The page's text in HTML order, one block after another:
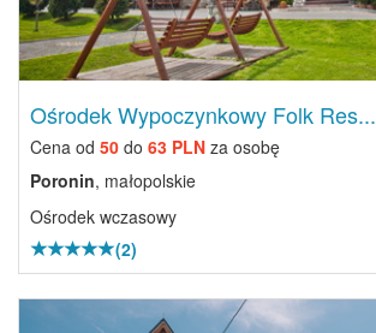
Ośrodek Wypoczynkowy Folk Res...
Cena od 50 do 63 PLN za osobę
Poronin, małopolskie
Ośrodek wczasowy
(2)
Previous